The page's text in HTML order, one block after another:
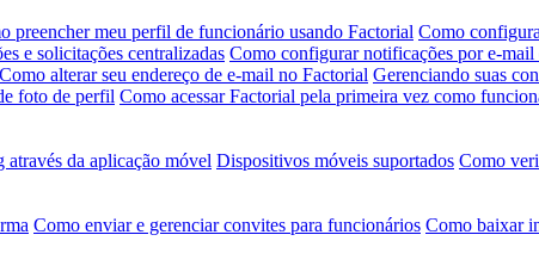
preencher meu perfil de funcionário usando Factorial Como
e solicitações centralizadas Como configurar notificações por e-mail
Como alterar seu endereço de e-mail no Factorial Gerenciando suas
foto de perfil Como acessar Factorial pela primeira vez como
através da aplicação móvel Dispositivos móveis suportados Como
Como enviar e gerenciar convites para funcionários Como baixar